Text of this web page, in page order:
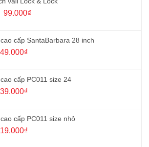
Giá
150.000₫.
99.000₫Giá
là:
cấp SantaBarbara 28 inch
Giá
99.000₫.
49.000₫Giá
là:
49.000₫.
cấp PC011 size 24
Giá
89.000₫.
39.000₫Giá
là:
39.000₫.
cấp PC011 size nhỏ
Giá
19.000₫Giá